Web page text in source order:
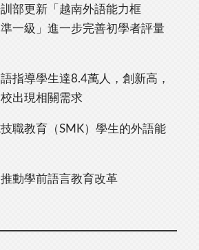
部更新「越南外語能力框
一級」進一步完善初學者評量
指導學生達8.4萬人，創新高，
出現相關需求
職教育（SMK）學生的外語能
動學前語言教育改革